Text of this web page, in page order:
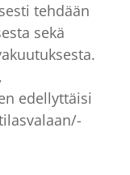
tehdään
sekä
edellyttäisi